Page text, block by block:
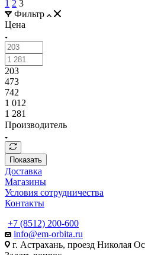
1 2 3
Фильтр
Цена
203
473
742
1 012
1 281
Производитель
Показать
Доставка
Магазины
Условия сотрудничества
Контакты
+7 (8512) 200-600
info@em-orbita.ru
г. Астрахань, проезд Николая